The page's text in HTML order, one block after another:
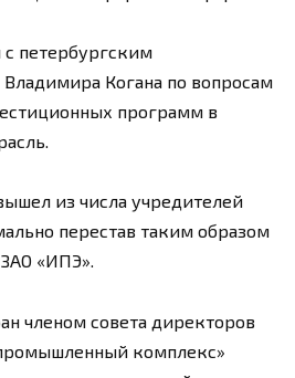
с петербургским
Когана по вопросам
программ в
из числа учредителей
перестав таким образом
«ИПЭ».
членом совета директоров
комплекс»